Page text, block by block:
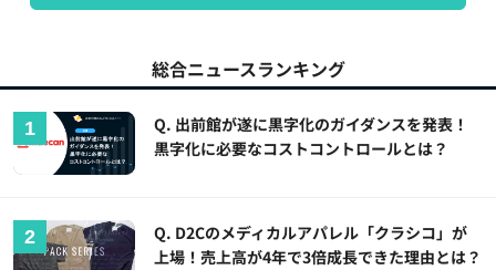
総合ニュースランキング
Q. 出前館が遂に黒字化のガイダンスを発表！
黒字化に必要なコストコントロールとは？
Q. D2Cのメディカルアパレル「クラシコ」が
上場！売上高が4年で3倍成長できた理由とは？